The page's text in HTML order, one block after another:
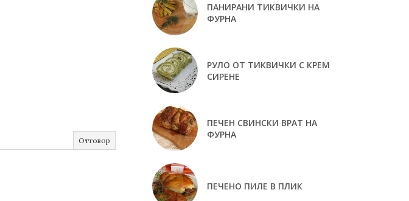
Отговор
ПАНИРАНИ ТИКВИЧКИ НА
ФУРНА
РУЛО ОТ ТИКВИЧКИ С КРЕМ
СИРЕНЕ
ПЕЧЕН СВИНСКИ ВРАТ НА
ФУРНА
ПЕЧЕНО ПИЛЕ В ПЛИК